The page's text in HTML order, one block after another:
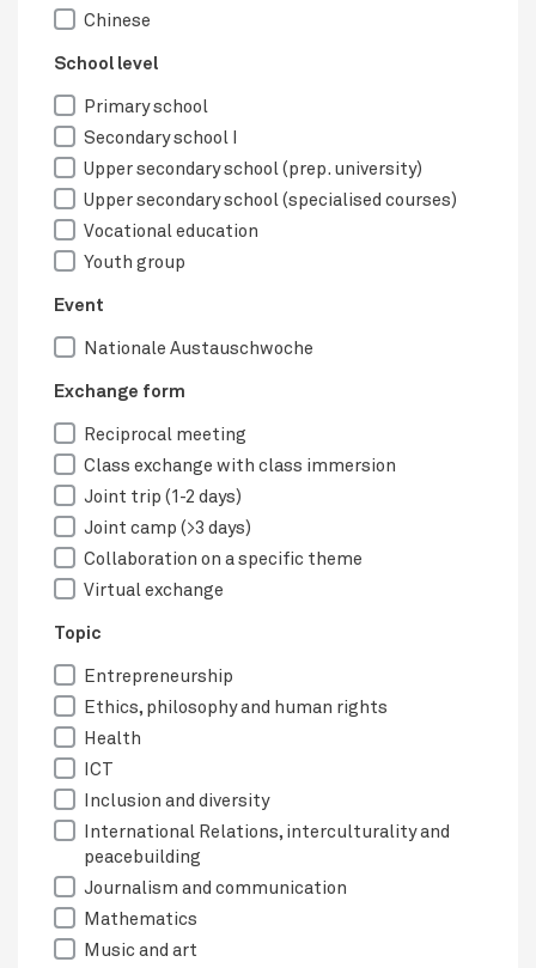
Chinese
School level
Primary school
Secondary school I
Upper secondary school (prep. university)
Upper secondary school (specialised courses)
Vocational education
Youth group
Event
Nationale Austauschwoche
Exchange form
Reciprocal meeting
Class exchange with class immersion
Joint trip (1-2 days)
Joint camp (>3 days)
Collaboration on a specific theme
Virtual exchange
Topic
Entrepreneurship
Ethics, philosophy and human rights
Health
ICT
Inclusion and diversity
International Relations, interculturality and
peacebuilding
Journalism and communication
Mathematics
Music and art